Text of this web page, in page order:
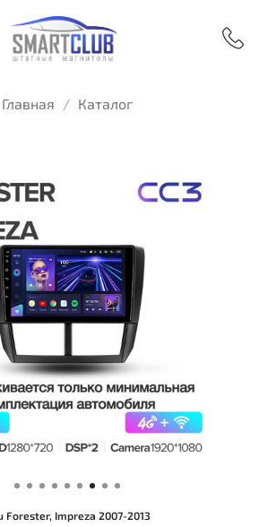
Главная Каталог
Forester, Impreza 2007-2013